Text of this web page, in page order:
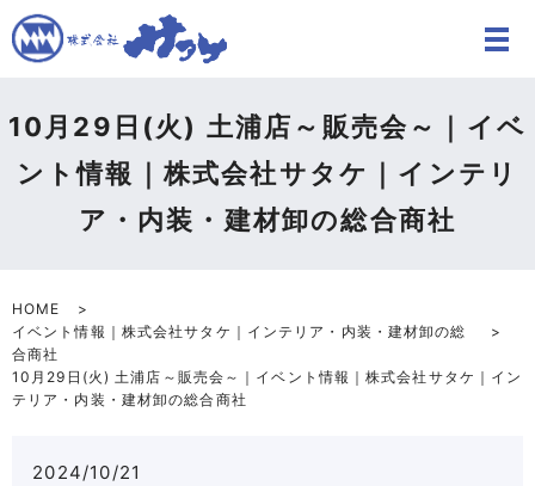
10月29日(火) 土浦店～販売会～｜イベ
ント情報｜株式会社サタケ｜インテリ
ア・内装・建材卸の総合商社
HOME
イベント情報｜株式会社サタケ｜インテリア・内装・建材卸の総
合商社
10月29日(火) 土浦店～販売会～｜イベント情報｜株式会社サタケ｜イン
テリア・内装・建材卸の総合商社
2024/10/21